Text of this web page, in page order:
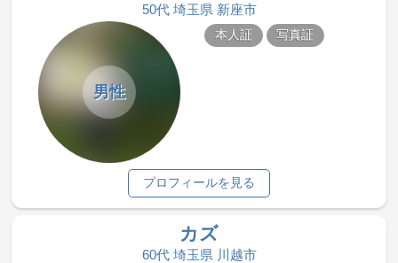
50代 埼玉県 新座市
男性
本人証 写真証
プロフィールを見る
カズ
60代 埼玉県 川越市